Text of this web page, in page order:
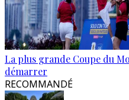
La plus grande Coupe du
démarrer
RECOMMANDÉ